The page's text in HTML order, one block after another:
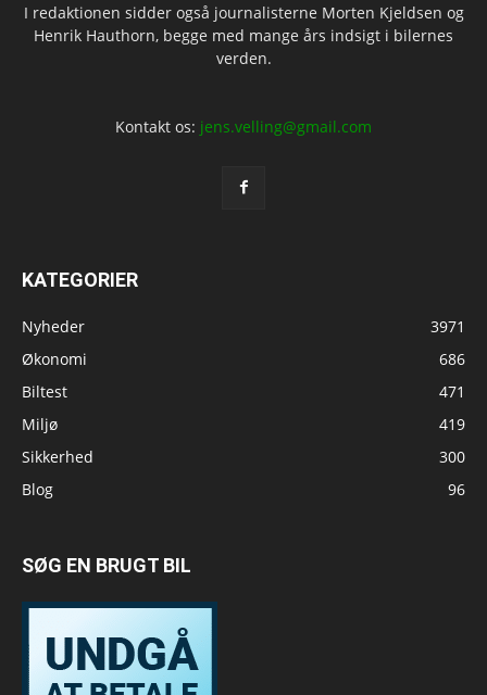
I redaktionen sidder også journalisterne Morten Kjeldsen og
Henrik Hauthorn, begge med mange års indsigt i bilernes
verden.
Kontakt os: jens.velling@gmail.com
KATEGORIER
Nyheder
3971
Økonomi
686
Biltest
471
Miljø
419
Sikkerhed
300
Blog
96
SØG EN BRUGT BIL